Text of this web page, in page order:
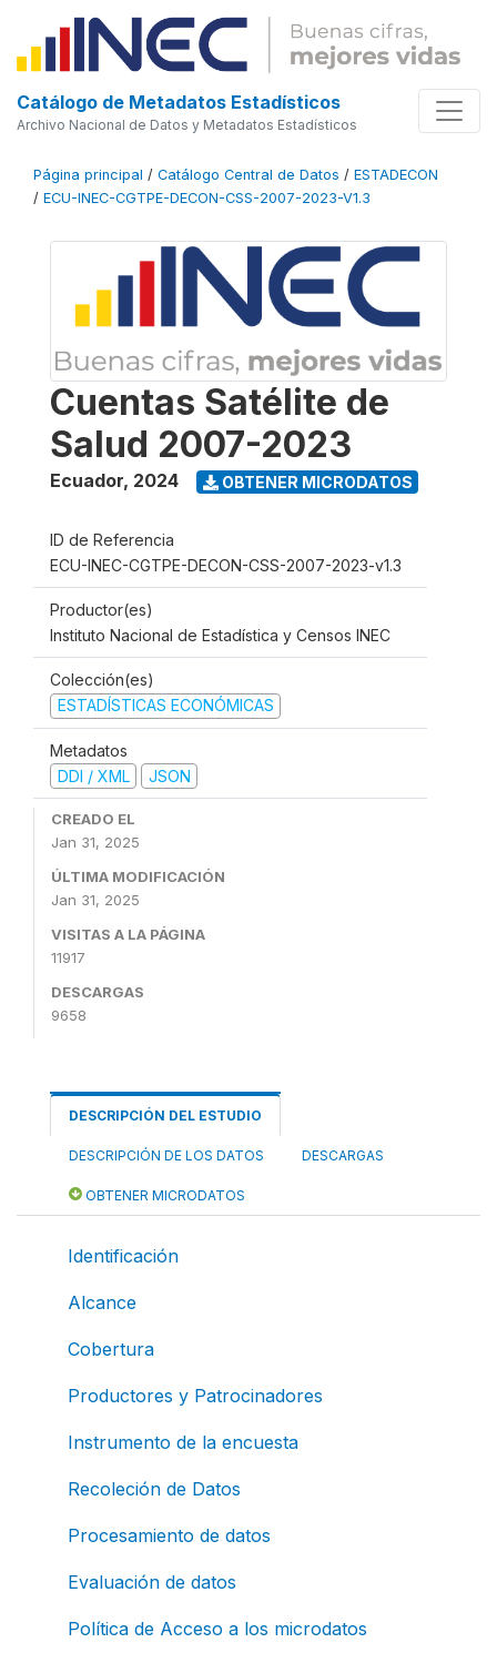
Catálogo de Metadatos Estadísticos
Archivo Nacional de Datos y Metadatos Estadísticos
Página principal / Catálogo Central de Datos / ESTADECON
/ ECU-INEC-CGTPE-DECON-CSS-2007-2023-V1.3
Cuentas Satélite de
Salud 2007-2023
Ecuador, 2024 OBTENER MICRODATOS
ID de Referencia
ECU-INEC-CGTPE-DECON-CSS-2007-2023-v1.3
Productor(es)
Instituto Nacional de Estadística y Censos INEC
Colección(es)
ESTADÍSTICAS ECONÓMICAS
Metadatos
DDI / XML
JSON
CREADO EL
Jan 31, 2025
ÚLTIMA MODIFICACIÓN
Jan 31, 2025
VISITAS A LA PÁGINA
11917
DESCARGAS
9658
DESCRIPCIÓN DEL ESTUDIO
DESCRIPCIÓN DE LOS DATOS DESCARGAS
OBTENER MICRODATOS
Identificación
Alcance
Cobertura
Productores y Patrocinadores
Instrumento de la encuesta
Recoleción de Datos
Procesamiento de datos
Evaluación de datos
Política de Acceso a los microdatos